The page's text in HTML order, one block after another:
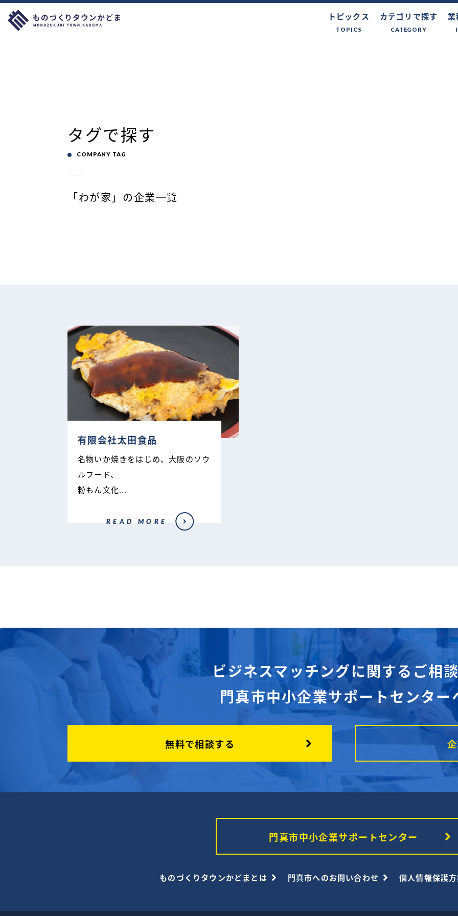
トピックス
TOPICS
カテゴリで探す
CATEGORY
業
タグで探す
COMPANY TAG
「わが家」の企業一覧
有限会社太田食品
名物いか焼きをはじめ、大阪のソウ
ルフード、
粉もん文化...
READ MORE
ビジネスマッチングに関するご相
門真市中小企業サポートセンター
無料で相談する
門真市中小企業サポートセンター
ものづくりタウンかどまとは 門真市へのお問い合わせ 個人情報保護